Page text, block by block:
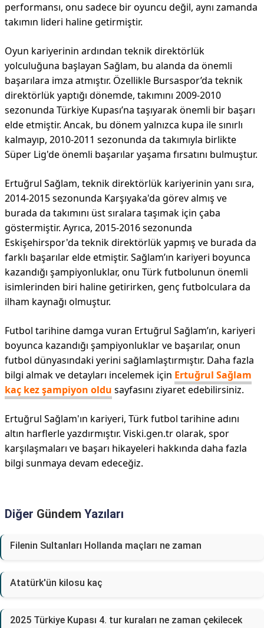
performansı, onu sadece bir oyuncu değil, aynı zamanda
takımın lideri haline getirmiştir.
Oyun kariyerinin ardından teknik direktörlük
yolculuğuna başlayan Sağlam, bu alanda da önemli
başarılara imza atmıştır. Özellikle Bursaspor’da teknik
direktörlük yaptığı dönemde, takımını 2009-2010
sezonunda Türkiye Kupası’na taşıyarak önemli bir başarı
elde etmiştir. Ancak, bu dönem yalnızca kupa ile sınırlı
kalmayıp, 2010-2011 sezonunda da takımıyla birlikte
Süper Lig'de önemli başarılar yaşama fırsatını bulmuştur.
Ertuğrul Sağlam, teknik direktörlük kariyerinin yanı sıra,
2014-2015 sezonunda Karşıyaka'da görev almış ve
burada da takımını üst sıralara taşımak için çaba
göstermiştir. Ayrıca, 2015-2016 sezonunda
Eskişehirspor'da teknik direktörlük yapmış ve burada da
farklı başarılar elde etmiştir. Sağlam’ın kariyeri boyunca
kazandığı şampiyonluklar, onu Türk futbolunun önemli
isimlerinden biri haline getirirken, genç futbolculara da
ilham kaynağı olmuştur.
Futbol tarihine damga vuran Ertuğrul Sağlam’ın, kariyeri
boyunca kazandığı şampiyonluklar ve başarılar, onun
futbol dünyasındaki yerini sağlamlaştırmıştır. Daha fazla
bilgi almak ve detayları incelemek için Ertuğrul Sağlam
kaç kez şampiyon oldu sayfasını ziyaret edebilirsiniz.
Ertuğrul Sağlam'ın kariyeri, Türk futbol tarihine adını
altın harflerle yazdırmıştır. Viski.gen.tr olarak, spor
karşılaşmaları ve başarı hikayeleri hakkında daha fazla
bilgi sunmaya devam edeceğiz.
Diğer Gündem Yazıları
Filenin Sultanları Hollanda maçları ne zaman
Atatürk'ün kilosu kaç
2025 Türkiye Kupası 4. tur kuraları ne zaman çekilecek